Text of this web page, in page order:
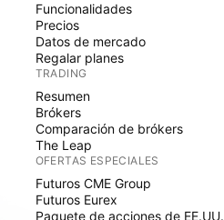
Funcionalidades
Precios
Datos de mercado
Regalar planes
TRADING
Resumen
Brókers
Comparación de brókers
The Leap
OFERTAS ESPECIALES
Futuros CME Group
Futuros Eurex
Paquete de acciones de EE.UU.